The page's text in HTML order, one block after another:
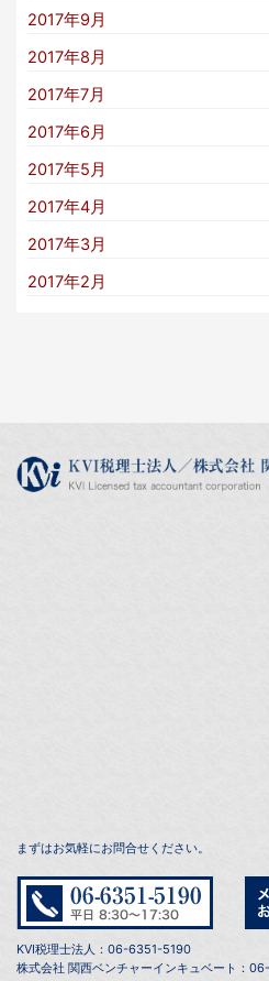
2017年9月
2017年8月
2017年7月
2017年6月
2017年5月
2017年4月
2017年3月
2017年2月
まずはお気軽にお問合せください。
KVI税理士法人：06-6351-5190
株式会社 関西ベンチャーインキュベート：